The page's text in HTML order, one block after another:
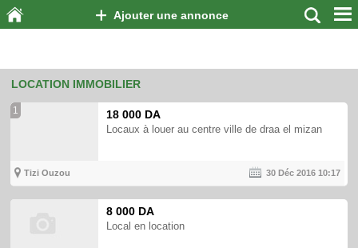
Ajouter une annonce
LOCATION IMMOBILIER
1 18 000 DA
Locaux à louer au centre ville de draa el mizan
Tizi Ouzou 30 Déc 201610:17
8 000 DA
Local en location